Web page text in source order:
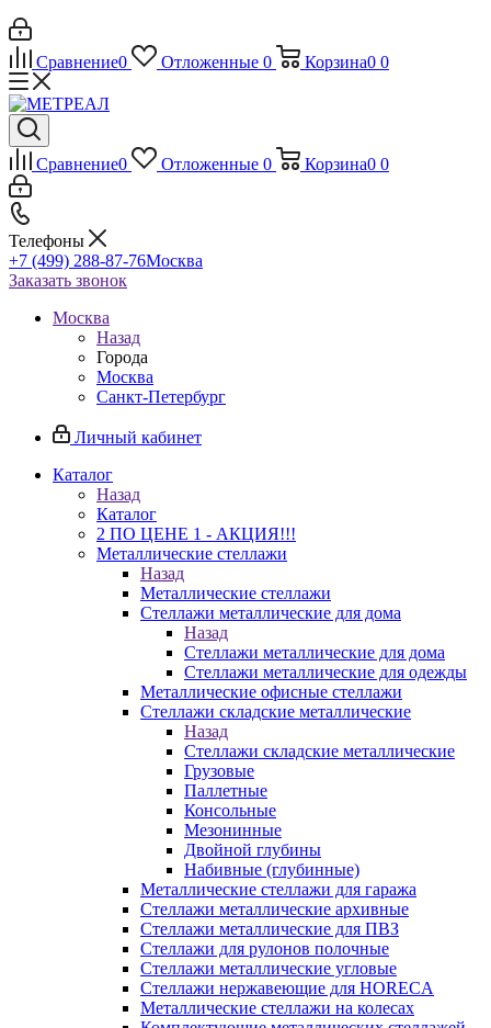
Сравнение0 Отложенные 0 Корзина0 0
Сравнение0 Отложенные 0 Корзина0 0
Телефоны
+7 (499) 288-87-76Москва
Заказать звонок
Москва
Назад
Города
Москва
Санкт-Петербург
Личный кабинет
Каталог
Назад
Каталог
2 ПО ЦЕНЕ 1 - АКЦИЯ!!!
Металлические стеллажи
Назад
Металлические стеллажи
Стеллажи металлические для дома
Назад
Стеллажи металлические для дома
Стеллажи металлические для одежды
Металлические офисные стеллажи
Стеллажи складские металлические
Назад
Стеллажи складские металлические
Грузовые
Паллетные
Консольные
Мезонинные
Двойной глубины
Набивные (глубинные)
Металлические стеллажи для гаража
Стеллажи металлические архивные
Стеллажи металлические для ПВЗ
Стеллажи для рулонов полочные
Стеллажи металлические угловые
Стеллажи нержавеющие для HORECA
Металлические стеллажи на колесах